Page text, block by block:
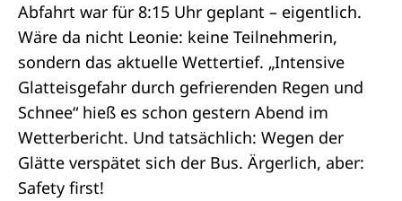
Abfahrt war für 8:15 Uhr geplant – eigentlich.
Wäre da nicht Leonie: keine Teilnehmerin,
sondern das aktuelle Wettertief. „Intensive
Glatteisgefahr durch gefrierenden Regen und
Schnee“ hieß es schon gestern Abend im
Wetterbericht. Und tatsächlich: Wegen der
Glätte verspätet sich der Bus. Ärgerlich, aber:
Safety first!